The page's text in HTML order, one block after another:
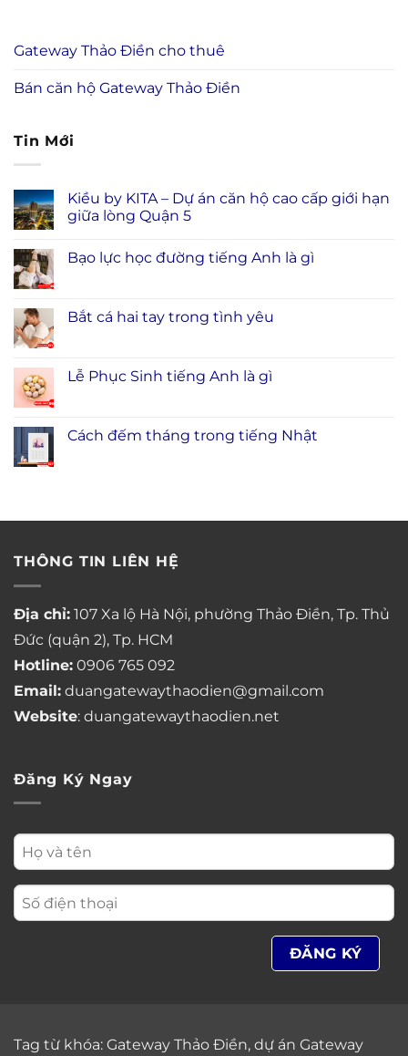
Gateway Thảo Điền cho thuê
Bán căn hộ Gateway Thảo Điền
Tin Mới
Kiều by KITA – Dự án căn hộ cao cấp giới hạn
giữa lòng Quận 5
Bạo lực học đường tiếng Anh là gì
Bắt cá hai tay trong tình yêu
Lễ Phục Sinh tiếng Anh là gì
Cách đếm tháng trong tiếng Nhật
THÔNG TIN LIÊN HỆ
Địa chỉ: 107 Xa lộ Hà Nội, phường Thảo Điền, Tp. Thủ
Đức (quận 2), Tp. HCM
Hotline: 0906 765 092
Email: duangatewaythaodien@gmail.com
Website: duangatewaythaodien.net
Đăng Ký Ngay
Tag từ khóa: Gateway Thảo Điền, dự án Gateway